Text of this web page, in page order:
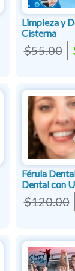
Limpieza y
Cisterna
$55.00
Férula
Dental con
$120.00